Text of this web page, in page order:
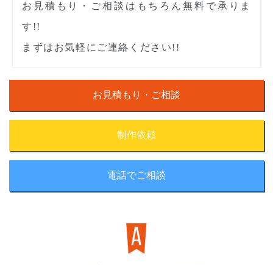
お見積もり・ご相談はもちろん無料で承りま
す!!
まずはお気軽にご連絡ください!!
お見積もり・ご相談
制作依頼
電話でご相談